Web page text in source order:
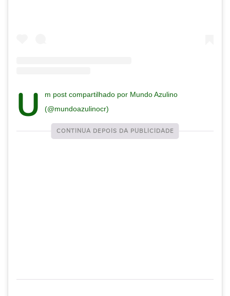
Um post compartilhado por Mundo Azulino
(@mundoazulinocr)